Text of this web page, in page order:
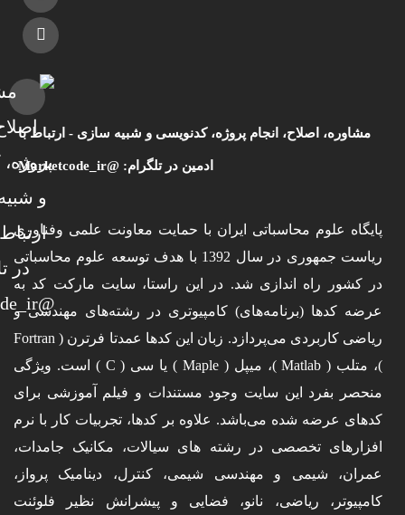
مشاوره، اصلاح، انجام پروژه، کدنویسی و شبیه سازی - ارتباط با
ادمین در تلگرام: @Marketcode_ir
پایگاه علوم محاسباتی ایران با حمایت معاونت علمی وفناوری
ریاست جمهوری در سال 1392 با هدف توسعه علوم محاسباتی
در کشور راه اندازی شد. در این راستا، سایت مارکت کد به
عرضه کدها (برنامه‌های) کامپیوتری در رشته‌های مهندسی و
ریاضی کاربردی می‌پردازد. زبان این کدها عمدتا فرترن ( Fortran
)، متلب ( Matlab )، میپل ( Maple ) یا سی ( C ) است. ویژگی
منحصر بفرد این سایت وجود مستندات و فیلم آموزشی برای
کدهای عرضه شده می‌باشد. علاوه بر کدها، تجربیات کار با نرم
افزارهای تخصصی در رشته های سیالات، مکانیک جامدات،
عمران، شیمی و مهندسی شیمی، کنترل، دینامیک پرواز،
کامپیوتر، ریاضی، نانو، فضایی و پیشرانش نظیر فلوئنت